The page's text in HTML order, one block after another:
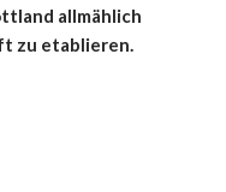
allmählich
zu etablieren.